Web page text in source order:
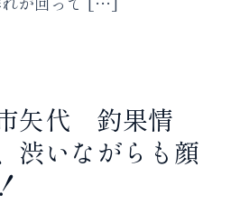
矢代 釣果情
渋いながらも顔